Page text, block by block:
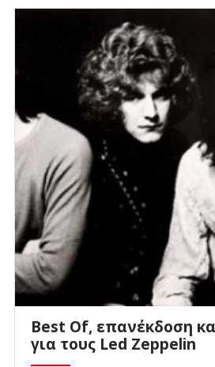
Best Of, επανέκδοση
για τους Led Zeppelin